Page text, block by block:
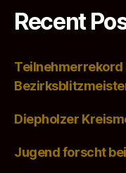
Recent
Teilnehmerrekord
Diepholzer
Jugend forscht